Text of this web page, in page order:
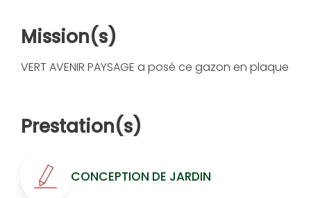
Mission(s)
VERT AVENIR PAYSAGE a posé ce gazon en plaque
Prestation(s)
CONCEPTION DE JARDIN